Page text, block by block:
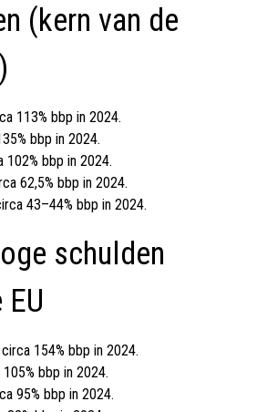
(kern van de
113% bbp in 2024.
bbp in 2024.
102% bbp in 2024.
62,5% bbp in 2024.
43–44% bbp in 2024.
schulden
154% bbp in 2024.
bbp in 2024.
95% bbp in 2024.